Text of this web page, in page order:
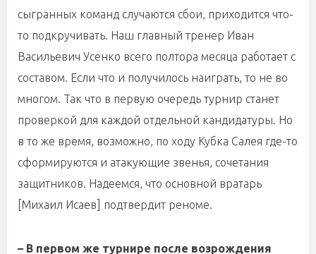
сыгранных команд случаются сбои, приходится что-
то подкручивать. Наш главный тренер Иван
Васильевич Усенко всего полтора месяца работает с
составом. Если что и получилось наиграть, то не во
многом. Так что в первую очередь турнир станет
проверкой для каждой отдельной кандидатуры. Но
в то же время, возможно, по ходу Кубка Салея где-то
сформируются и атакующие звенья, сочетания
защитников. Надеемся, что основной вратарь
[Михаил Исаев] подтвердит реноме.
– В первом же турнире после возрождения